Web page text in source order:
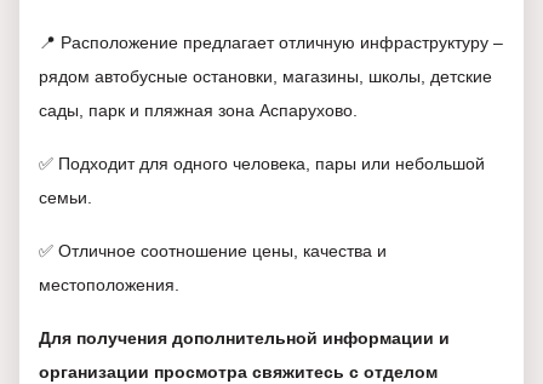
📍 Расположение предлагает отличную инфраструктуру –
рядом автобусные остановки, магазины, школы, детские
сады, парк и пляжная зона Аспарухово.
✅ Подходит для одного человека, пары или небольшой
семьи.
✅ Отличное соотношение цены, качества и
местоположения.
Для получения дополнительной информации и
организации просмотра свяжитесь с отделом